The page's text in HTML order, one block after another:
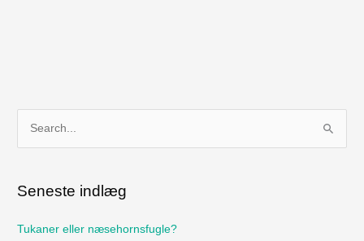
e
Seneste indlæg
Tukaner eller næsehornsfugle?